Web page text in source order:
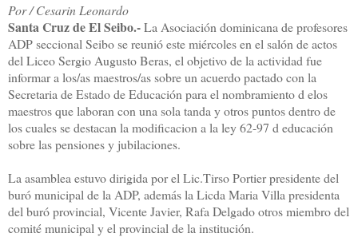
Por / Cesarin Leonardo
Santa Cruz de El Seibo.-La Asociación dominicana de profesores
ADP seccional Seibo se reunió este miércoles en el salón de actos
del Liceo Sergio Augusto Beras, el objetivo de la actividad fue
informar a los/as maestros/as sobre un acuerdo pactado con la
Secretaria de Estado de Educación para el nombramiento d elos
maestros que laboran con una sola tanda y otros puntos dentro de
los cuales se destacan la modificacion a la ley 62-97 d educación
sobre las pensiones y jubilaciones.
La asamblea estuvo dirigida por el Lic.Tirso Portier presidente del
buró municipal de la ADP, además la Licda Maria Villa presidenta
del buró provincial, Vicente Javier, Rafa Delgado otros miembro del
comité municipal y el provincial de la institución.